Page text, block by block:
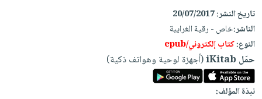
iKitab
على
Android
تحميل
iKitab
على
masmu3
على
Apple
القراءة
جوائز
أجهزة
العناية
الشخصية
العناية
وتصفيف
الشعر
المطبخ
والسفرة
جديد
الكل
أوانيمتجر
تاريخ النشر:20/07/2017
الناشر:خاص - رقية الغرايبة
النوع:كتاب إلكتروني/epub
حمّل iKitab (أجهزة لوحية وهواتف ذكية)
نبذة المؤلف: